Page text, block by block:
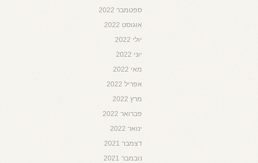
ספטמבר 2022
אוגוסט 2022
יולי 2022
יוני 2022
מאי 2022
אפריל 2022
מרץ 2022
פברואר 2022
ינואר 2022
דצמבר 2021
נובמבר 2021